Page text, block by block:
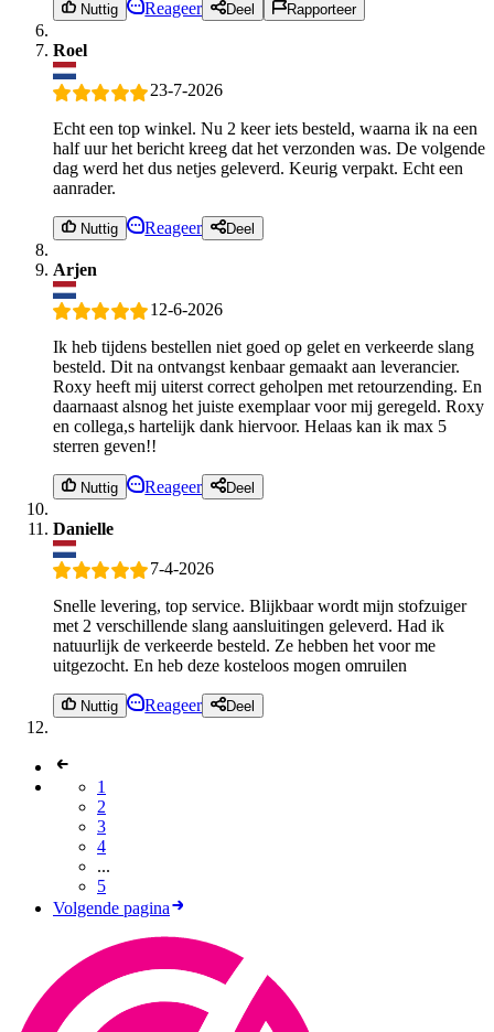
Nuttig Reageer Deel Rapporteer
Roel
23-7-2026
Echt een top winkel. Nu 2 keer iets besteld, waarna ik na een
half uur het bericht kreeg dat het verzonden was. De volgende
dag werd het dus netjes geleverd. Keurig verpakt. Echt een
aanrader.
Nuttig Reageer Deel
Arjen
12-6-2026
Ik heb tijdens bestellen niet goed op gelet en verkeerde slang
besteld. Dit na ontvangst kenbaar gemaakt aan leverancier.
Roxy heeft mij uiterst correct geholpen met retourzending. En
daarnaast alsnog het juiste exemplaar voor mij geregeld. Roxy
en collega,s hartelijk dank hiervoor. Helaas kan ik max 5
sterren geven!!
Nuttig Reageer Deel
Danielle
7-4-2026
Snelle levering, top service. Blijkbaar wordt mijn stofzuiger
met 2 verschillende slang aansluitingen geleverd. Had ik
natuurlijk de verkeerde besteld. Ze hebben het voor me
uitgezocht. En heb deze kosteloos mogen omruilen
Nuttig Reageer Deel
1
2
3
4
...
5
Volgende pagina